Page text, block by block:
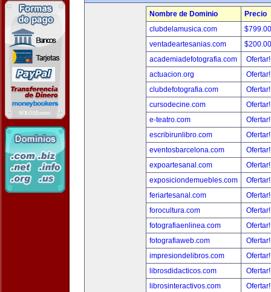
Nombre de Dominio
Precio
clubdelamusica.com
ventadeartesanias.com
academiadefotografia.com
actuacion.org
clubdefotografia.com
cursodecine.com
e-teatro.com
escribirunlibro.com
eventosbarcelona.com
expoartesanal.com
exposiciondemuebles.com
feriartesanal.com
forocultura.com
fotografiaenlinea.com
fotografiaweb.com
impresiondelibros.com
librosdidacticos.com
librosinteractivos.com